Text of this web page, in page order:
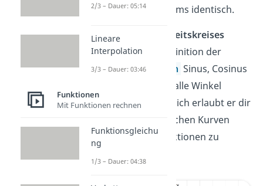
Koordinatensystems identisch.
Mit Hilfe des
Einheitskreises
kannst du die Definition der
Winkelfunktionen Sinus, Cosinus
und Tangens auf alle Winkel
erweitern. Zusätzlich erlaubt er dir
die charakteristischen Kurven
dieser Winkelfunktionen zu
2/3 – Dauer: 05:14
Lineare
Interpolation
3/3 – Dauer: 03:46
Funktionen
Mit Funktionen rechnen
Funktionsgleichu
ng
1/3 – Dauer: 04:38